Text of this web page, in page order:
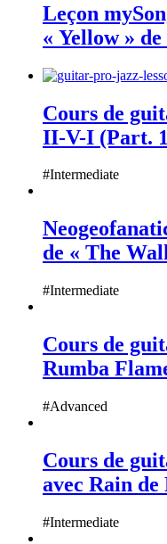
Leçon
« Yellow »
Cours de
II-V-I (Part.
#Intermediate
de « The
#Intermediate
Cours de
Rumba
#Advanced
Cours de
avec Rain de
#Intermediate